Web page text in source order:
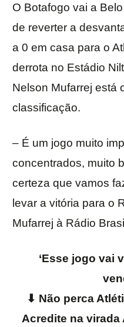
O Botafogo vai a
de reverter a
a 0 em casa para o
derrota no Estádio
Nelson Mufarrej está
classificação.
– É um jogo muito
concentrados, muito
certeza que vamos
levar a vitória para o
Mufarrej à Rádio
‘Esse jogo vai
⬇ Não perca
Acredite na virada